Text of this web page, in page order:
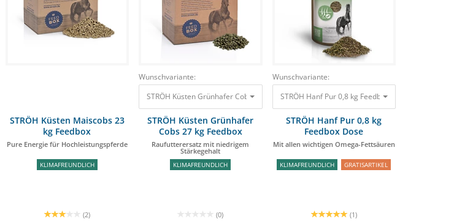
Die Extraportion Energie 33,90 €
STRÖH Küsten Maiscobs 23
kg Feedbox
Pure Energie für Hochleistungspferde
KLIMAFREUNDLICH
(2)
Wunschvariante:
STRÖH Küsten Grünhafer Cobs 27 kg Feedbox Raufutterersatz mit niedrigem
STRÖH Küsten Grünhafer
Cobs 27 kg Feedbox
Raufutterersatz mit niedrigem
Stärkegehalt
KLIMAFREUNDLICH
(0)
Wunschvariante:
STRÖH Hanf Pur 0,8 kg Feedbox Dose Mit allen
STRÖH Hanf Pur 0,8 kg
Feedbox Dose
Mit allen wichtigen Omega-Fettsäuren
KLIMAFREUNDLICH GRATISARTIKEL
(1)